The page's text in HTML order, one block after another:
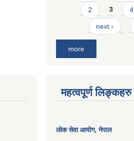
2 3 4
next ›
more
महत्वपूर्ण लिङ्कहरु
लोक सेवा आयोग, नेपाल